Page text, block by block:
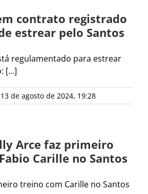
contrato registrado
estrear pelo Santos
regulamentado para estrear
[...]
13 de agosto de 2024, 19:28
Arce faz primeiro
Carille no Santos
treino com Carille no Santos